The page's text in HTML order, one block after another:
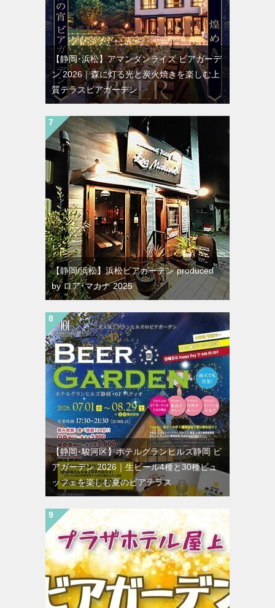
【静岡･浜松】アマンダンライズ ビアガーデ
ン 2026｜森に灯る光と炭火焼きを楽しむ上
質テラスビアガーデン
【静岡/浜松】浜松ビアガーデン produced
by ロア･マカナ 2025
【静岡･駿河区】ホテルグランヒルズ静岡 ビ
アガーデン 2026｜生ビール4種と30種ビュ
ッフェを楽しむ夏のビアテラス